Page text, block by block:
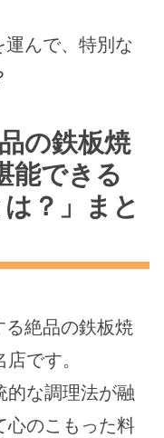
んで、特別な
の鉄板焼
能できる
？」まと
る絶品の鉄板焼
です。
的な調理法が融
心のこもった料